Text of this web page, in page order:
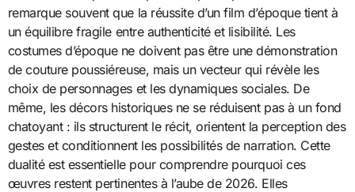
remarque souvent que la réussite d’un film d’époque tient à
un équilibre fragile entre authenticité et lisibilité. Les
costumes d’époque ne doivent pas être une démonstration
de couture poussiéreuse, mais un vecteur qui révèle les
choix de personnages et les dynamiques sociales. De
même, les décors historiques ne se réduisent pas à un fond
chatoyant : ils structurent le récit, orientent la perception des
gestes et conditionnent les possibilités de narration. Cette
dualité est essentielle pour comprendre pourquoi ces
œuvres restent pertinentes à l’aube de 2026. Elles